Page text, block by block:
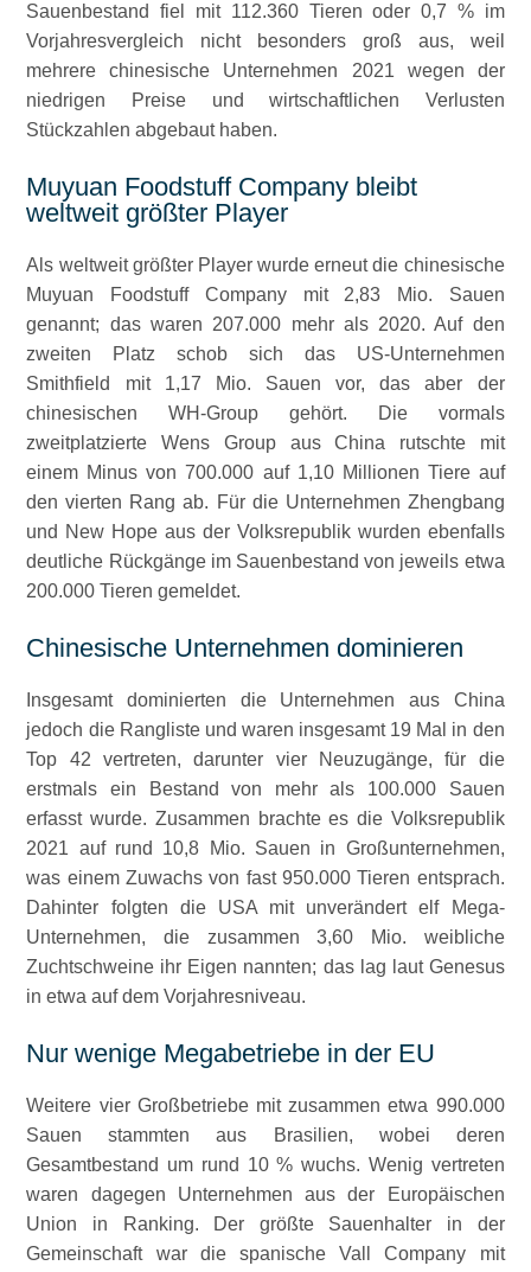
Sauenbestand fiel mit 112.360 Tieren oder 0,7 % im
Vorjahresvergleich nicht besonders groß aus, weil
mehrere chinesische Unternehmen 2021 wegen der
niedrigen Preise und wirtschaftlichen Verlusten
Stückzahlen abgebaut haben.
Muyuan Foodstuff Company bleibt
weltweit größter Player
Als weltweit größter Player wurde erneut die chinesische
Muyuan Foodstuff Company mit 2,83 Mio. Sauen
genannt; das waren 207.000 mehr als 2020. Auf den
zweiten Platz schob sich das US-Unternehmen
Smithfield mit 1,17 Mio. Sauen vor, das aber der
chinesischen WH-Group gehört. Die vormals
zweitplatzierte Wens Group aus China rutschte mit
einem Minus von 700.000 auf 1,10 Millionen Tiere auf
den vierten Rang ab. Für die Unternehmen Zhengbang
und New Hope aus der Volksrepublik wurden ebenfalls
deutliche Rückgänge im Sauenbestand von jeweils etwa
200.000 Tieren gemeldet.
Chinesische Unternehmen dominieren
Insgesamt dominierten die Unternehmen aus China
jedoch die Rangliste und waren insgesamt 19 Mal in den
Top 42 vertreten, darunter vier Neuzugänge, für die
erstmals ein Bestand von mehr als 100.000 Sauen
erfasst wurde. Zusammen brachte es die Volksrepublik
2021 auf rund 10,8 Mio. Sauen in Großunternehmen,
was einem Zuwachs von fast 950.000 Tieren entsprach.
Dahinter folgten die USA mit unverändert elf Mega-
Unternehmen, die zusammen 3,60 Mio. weibliche
Zuchtschweine ihr Eigen nannten; das lag laut Genesus
in etwa auf dem Vorjahresniveau.
Nur wenige Megabetriebe in der EU
Weitere vier Großbetriebe mit zusammen etwa 990.000
Sauen stammten aus Brasilien, wobei deren
Gesamtbestand um rund 10 % wuchs. Wenig vertreten
waren dagegen Unternehmen aus der Europäischen
Union in Ranking. Der größte Sauenhalter in der
Gemeinschaft war die spanische Vall Company mit